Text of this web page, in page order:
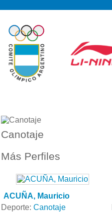
Canotaje
Más Perfiles
ACUÑA, Mauricio
Deporte: Canotaje